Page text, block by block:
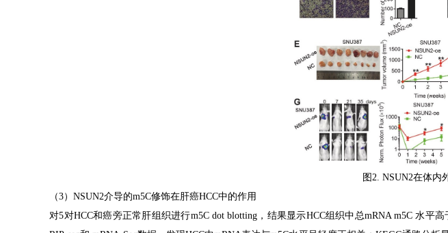
图 2. NSUN2在体内
（3） NSUN2介导的m5C修饰在肝癌HCC中的作用
对5对HCC和癌旁正常肝组织进行m5C dot blotting ，结果显示HCC组织中总mRNA m5C水平高